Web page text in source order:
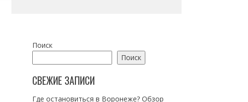
Поиск
Поиск
СВЕЖИЕ ЗАПИСИ
Где остановиться в Воронеже? Обзор